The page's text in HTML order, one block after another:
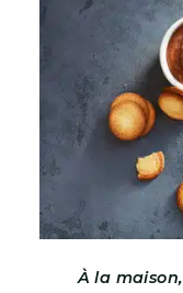
À la maison,